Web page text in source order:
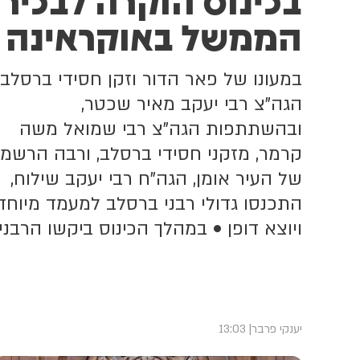
הממשל באוקראינה
במעונו של פאר הדור וזקן חסידי
הגה"צ רבי יעקב מאיר שכטר,
ובהשתתפות הגה"צ רבי שמואל משה
קרמר, מזקני חסידי ברסלב, ורבה
של העיר אומן, הגה"ח רבי יעקב שילוח,
התכנסו גדולי רבני ברסלב למעמד
ויוצא דופן • במהלך הכינוס ביקשו
רב הרושם
יענקי פרבר 13:03